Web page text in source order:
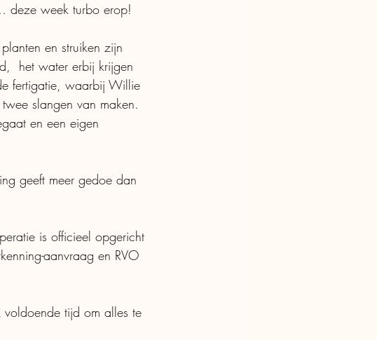
deze week turbo erop!
en struiken zijn
het water erbij krijgen
fertigatie, waarbij Willie
slangen van maken.
en een eigen
geeft meer gedoe dan
is officieel opgericht
aanvraag en RVO
voldoende tijd om alles te